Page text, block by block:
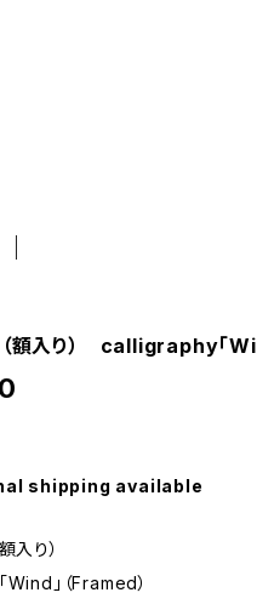
（額入り） calligraphy「
shipping available
入り）
」（Framed）